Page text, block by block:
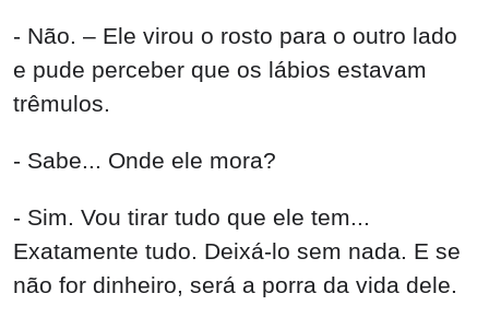
- Não. – Ele virou o rosto para o outro lado
e pude perceber que os lábios estavam
trêmulos.
- Sabe... Onde ele mora?
- Sim. Vou tirar tudo que ele tem...
Exatamente tudo. Deixá-lo sem nada. E se
não for dinheiro, será a porra da vida dele.